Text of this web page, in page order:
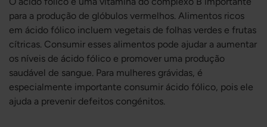
para a produção de glóbulos vermelhos. Alimentos ricos
em ácido fólico incluem vegetais de folhas verdes e frutas
cítricas. Consumir esses alimentos pode ajudar a aumentar
os níveis de ácido fólico e promover uma produção
saudável de sangue. Para mulheres grávidas, é
especialmente importante consumir ácido fólico, pois ele
ajuda a prevenir defeitos congénitos.